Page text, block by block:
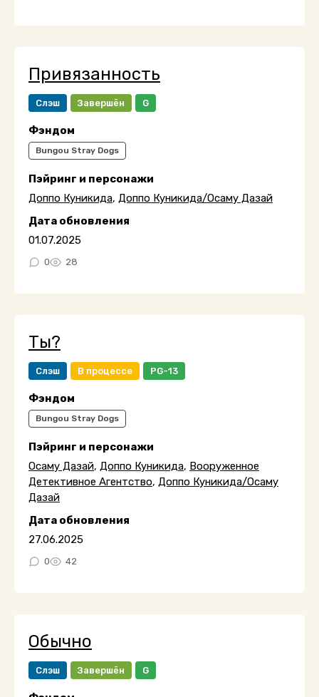
Привязанность
Слэш Завершён G
Фэндом
Bungou Stray Dogs
Пэйринг и персонажи
Доппо Куникида, Доппо Куникида/Осаму Дазай
Дата обновления
01.07.2025
0 28
Ты?
Слэш В процессе PG-13
Фэндом
Bungou Stray Dogs
Пэйринг и персонажи
Осаму Дазай, Доппо Куникида, Вооруженное
Детективное Агентство, Доппо Куникида/Осаму
Дазай
Дата обновления
27.06.2025
0 42
Обычно
Слэш Завершён G